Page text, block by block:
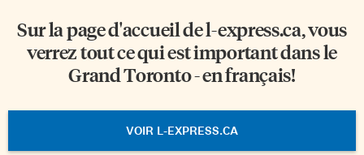
Sur la page d'accueil del-express.ca, vous
verrez tout ce qui est important dans le
Grand Toronto - en français!
VOIR L-EXPRESS.CA